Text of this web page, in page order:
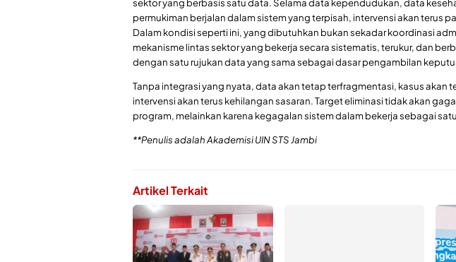
sektor yang berbasis satu data. Selama data kependudukan, data
permukiman berjalan dalam sistem yang terpisah, intervensi akan terus
Dalam kondisi seperti ini, yang dibutuhkan bukan sekadar koordinasi
mekanisme lintas sektor yang bekerja secara sistematis, terukur, dan
dengan satu rujukan data yang sama sebagai dasar pengambilan
Tanpa integrasi yang nyata, data akan tetap terfragmentasi, kasus akan
intervensi akan terus kehilangan sasaran. Target eliminasi tidak akan
program, melainkan karena kegagalan sistem dalam bekerja sebagai
**Penulis adalah Akademisi UIN STS Jambi
Artikel Terkait